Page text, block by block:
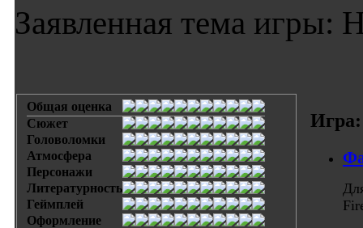
Заявленная тема игры:
Общая оценка
Сюжет
Головоломки
Атмосфера
Персонажи
Литературность
Геймплей
Оформление
Игра: